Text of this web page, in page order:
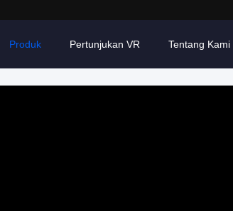
Produk Pertunjukan VR Tentang Kami